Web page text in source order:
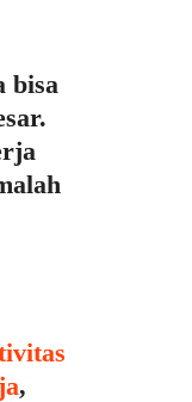
bisa
,